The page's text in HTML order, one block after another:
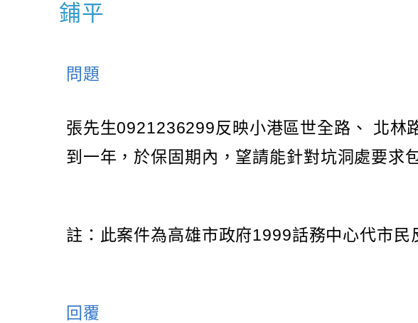
鋪平
問題
張先生0921236299反映小港區世全路、 北林
到一年，於保固期內，望請能針對坑洞處要求
註：此案件為高雄市政府1999話務中心代市民
回覆